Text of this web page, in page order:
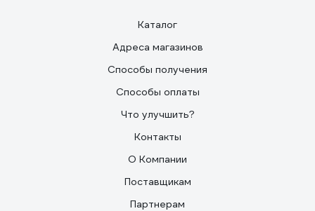
Каталог
Адреса магазинов
Способы получения
Способы оплаты
Что улучшить?
Контакты
О Компании
Поставщикам
Партнерам